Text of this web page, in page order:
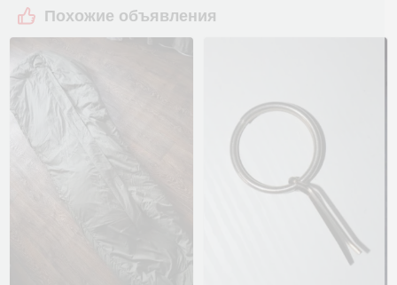
Похожие объявления